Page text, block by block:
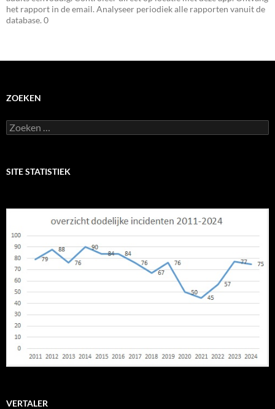
het rapport in de email. Analyseer periodiek alle rapporten vanuit de
database. 0
ZOEKEN
Zoeken
naar:
SITE STATISTIEK
VERTALER